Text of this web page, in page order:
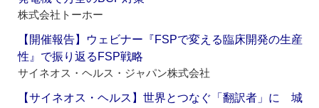
株式会社トーホー
【開催報告】ウェビナー『FSPで変える臨床開発の生産
性』で振り返るFSP戦略
サイネオス・ヘルス・ジャパン株式会社
【サイネオス・ヘルス】世界とつなぐ「翻訳者」に 城